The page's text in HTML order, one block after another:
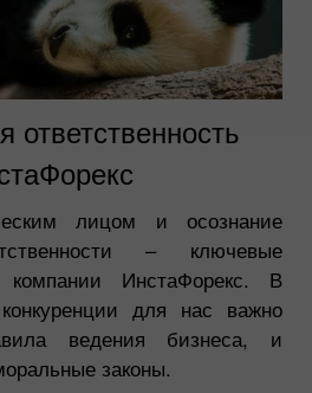
ответственность
лицом и осознание
– ключевые
ИнстаФорекс. В
для нас важно
ведения бизнеса, и
законы.